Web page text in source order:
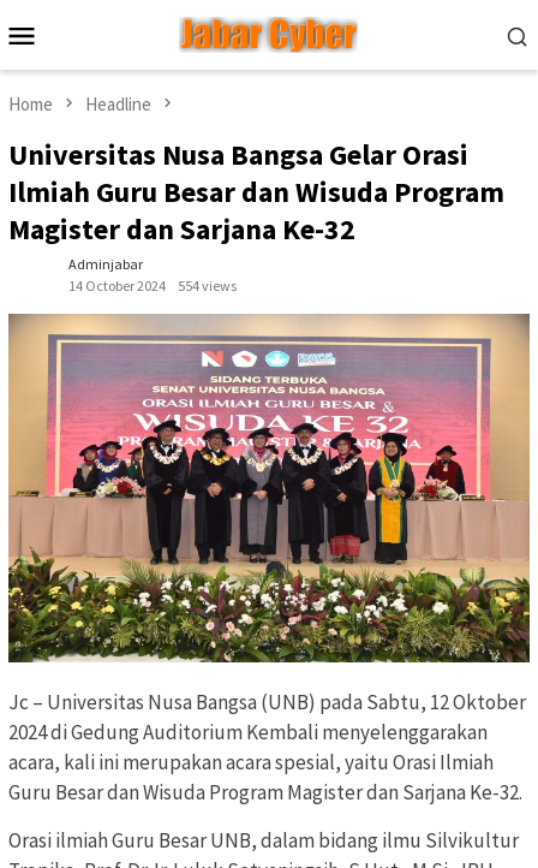
to
contentMenu
Home Headline
Universitas Nusa Bangsa Gelar Orasi
Ilmiah Guru Besar dan Wisuda Program
Magister dan Sarjana Ke-32
Adminjabar
14 October 2024
554 views
Jc – Universitas Nusa Bangsa (UNB) pada Sabtu, 12 Oktober
2024 di Gedung Auditorium Kembali menyelenggarakan
acara, kali ini merupakan acara spesial, yaitu Orasi Ilmiah
Guru Besar dan Wisuda Program Magister dan Sarjana Ke-32.
Orasi ilmiah Guru Besar UNB, dalam bidang ilmu Silvikultur